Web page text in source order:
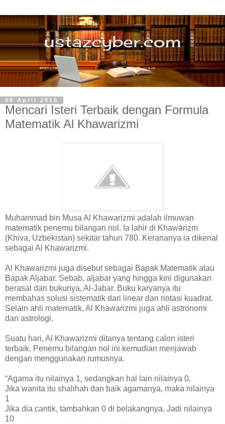
09 April 2015
Mencari Isteri Terbaik dengan Formula
Matematik Al Khawarizmi
Muhammad bin Musa Al Khawarizmi adalah ilmuwan
matematik penemu bilangan nol. Ia lahir di Khawārizm
(Khiva, Uzbekistan) sekitar tahun 780. Kerananya ia dikenal
sebagai Al Khawarizmi.
Al Khawarizmi juga disebut sebagai Bapak Matematik atau
Bapak Aljabar. Sebab, aljabar yang hingga kini digunakan
berasal dari bukunya, Al-Jabar. Buku karyanya itu
membahas solusi sistematik dari linear dan notasi kuadrat.
Selain ahli matematik, Al Khawarizmi juga ahli astronomi
dan astrologi.
Suatu hari, Al Khawarizmi ditanya tentang calon isteri
terbaik. Penemu bilangan nol ini kemudian menjawab
dengan menggunakan rumusnya.
“Agama itu nilainya 1, sedangkan hal lain nilainya 0.
Jika wanita itu shalihah dan baik agamanya, maka nilainya
1
Jika dia cantik, tambahkan 0 di belakangnya. Jadi nilainya
10